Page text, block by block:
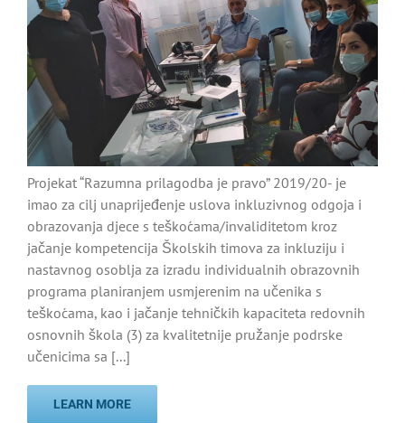
Projekat “Razumna prilagodba je pravo” 2019/20- je
imao za cilj unaprijeđenje uslova inkluzivnog odgoja i
obrazovanja djece s teškoćama/invaliditetom kroz
jačanje kompetencija Školskih timova za inkluziju i
nastavnog osoblja za izradu individualnih obrazovnih
programa planiranjem usmjerenim na učenika s
teškoćama, kao i jačanje tehničkih kapaciteta redovnih
osnovnih škola (3) za kvalitetnije pružanje podrske
učenicima sa [...]
LEARN MORE